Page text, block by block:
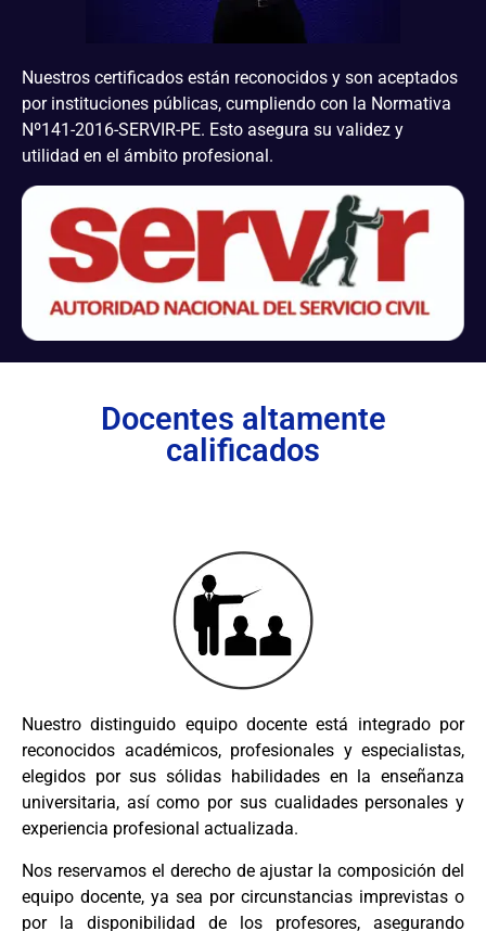
Nuestros certificados están reconocidos y son aceptados
por instituciones públicas, cumpliendo con la Normativa
Nº141-2016-SERVIR-PE. Esto asegura su validez y
utilidad en el ámbito profesional.
Docentes altamente
calificados
Nuestro distinguido equipo docente está integrado por
reconocidos académicos, profesionales y especialistas,
elegidos por sus sólidas habilidades en la enseñanza
universitaria, así como por sus cualidades personales y
experiencia profesional actualizada.
Nos reservamos el derecho de ajustar la composición del
equipo docente, ya sea por circunstancias imprevistas o
por la disponibilidad de los profesores, asegurando